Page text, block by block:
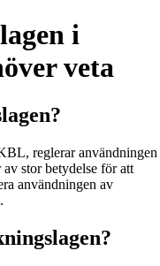
i
veta
reglerar användningen
stor betydelse för att
användningen av